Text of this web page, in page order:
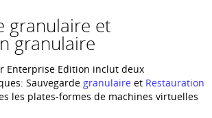
granulaire et
granulaire
Enterprise Edition inclut deux
Sauvegarde granulaire et Restauration
les plates-formes de machines virtuelles